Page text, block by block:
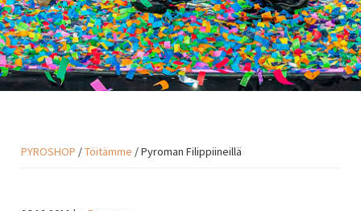
PYROSHOP /Töitämme / Pyroman Filippiineillä